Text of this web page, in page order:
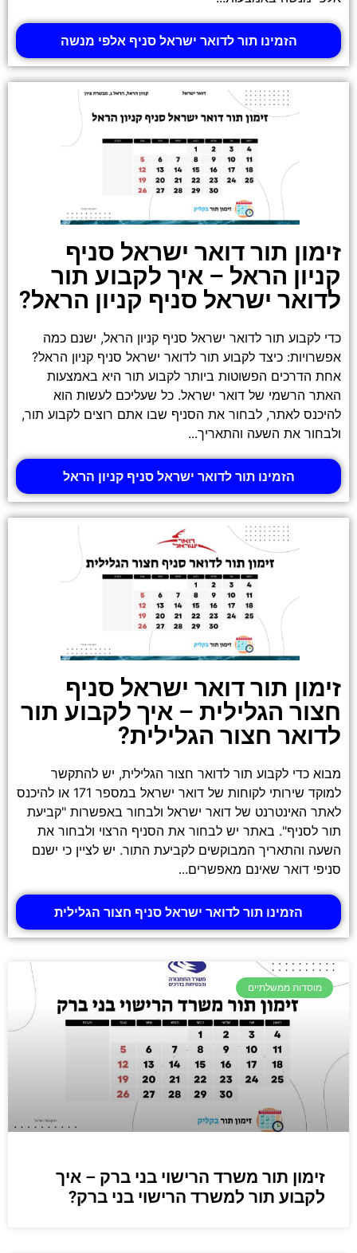
הזמינו תור לדואר ישראל סניף אלפי מנשה
זימון תור דואר ישראל סניף
קניון הראל – איך לקבוע תור
לדואר ישראל סניף קניון הראל?
כדי לקבוע תור לדואר ישראל סניף קניון הראל, ישנם כמה
אפשרויות: כיצד לקבוע תור לדואר ישראל סניף קניון הראל?
אחת הדרכים הפשוטות ביותר לקבוע תור היא באמצעות
האתר הרשמי של דואר ישראל. כל שעליכם לעשות הוא
להיכנס לאתר, לבחור את הסניף שבו אתם רוצים לקבוע תור,
ולבחור את השעה והתאריך...
הזמינו תור לדואר ישראל סניף קניון הראל
זימון תור דואר ישראל סניף
חצור הגלילית – איך לקבוע תור
לדואר חצור הגלילית?
מבוא כדי לקבוע תור לדואר חצור הגלילית, יש להתקשר
למוקד שירותי לקוחות של דואר ישראל במספר 171 או להיכנס
לאתר האינטרנט של דואר ישראל ולבחור באפשרות "קביעת
תור לסניף". באתר יש לבחור את הסניף הרצוי ולבחור את
השעה והתאריך המבוקשים לקביעת התור. יש לציין כי ישנם
סניפי דואר שאינם מאפשרים...
הזמינו תור לדואר ישראל סניף חצור הגלילית
מוסדות ממשלתיים
זימון תור משרד הרישוי בני ברק – איך
לקבוע תור למשרד הרישוי בני ברק?